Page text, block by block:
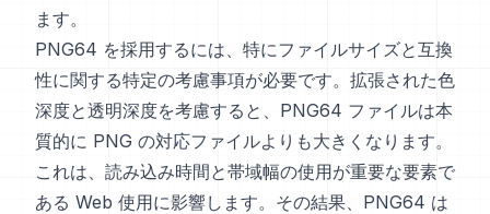
ます。
PNG64 を採用するには、特にファイルサイズと互換
性に関する特定の考慮事項が必要です。拡張された色
深度と透明深度を考慮すると、PNG64 ファイルは本
質的に PNG の対応ファイルよりも大きくなります。
これは、読み込み時間と帯域幅の使用が重要な要素で
ある Web 使用に影響します。その結果、PNG64 は